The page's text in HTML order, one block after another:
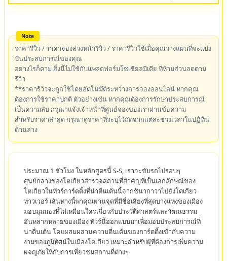
ราคารีวิว / ราคาจองล่วงหน้ารีวิว / ราคารีวิวใช้เมื่อคุณวางแผนที่จะแบ่ง
ปันประสบการณ์ของคุณ
อย่างไรก็ตาม สิ่งนี้ไม่ใช้กับแพลตฟอร์มโซเชียลมีเดีย ที่ห้ามส่วนลดตาม
รีวิว
**ราคารีวิวจะถูกใช้โดยอัตโนมัติระหว่างการจองออนไลน์ หากคุณ
ต้องการใช้ราคาปกติ ตัวอย่างเช่น หากคุณต้องการรักษาประสบการณ์
เป็นความลับ กรุณาแจ้งเจ้าหน้าที่ศูนย์จองของเราผ่านข้อความ
สำหรับราคาล่าสุด กรุณาดูราคาที่ระบุไว้ถัดจากแต่ละช่วงเวลาในปฏิทิน
ด้านล่าง
ประมาณ 1 ชั่วโมง ในหลักสูตรนี้ S-S, เราจะขับรถไปรอบๆ
ศูนย์กลางของโตเกียวสำรวจสถานที่สำคัญที่เป็นเอกลักษณ์ของ
โตเกียวในทัวร์การ์ตติ้งที่น่าตื่นเต้นนี้จากชินากาวาไปยังโตเกียว
ทาวเวอร์ เส้นทางนี้พาคุณผ่านจุดที่มีชื่อเสียงที่สุดบางแห่งของเมือง
มอบมุมมองที่ไม่เหมือนใครเกี่ยวกับประวัติศาสตร์และวัฒนธรรม
อันหลากหลายของเมือง ทัวร์นี้ออกแบบมาเพื่อมอบประสบการณ์ที่
น่าตื่นเต้น โดยผสมผสานความตื่นเต้นของการ์ตติ้งเข้ากับความ
งามของภูมิทัศน์ในเมืองโตเกียว เหมาะสำหรับผู้ที่ต้องการเพิ่มความ
ผจญภัยให้กับการเที่ยวชมสถานที่ต่างๆ